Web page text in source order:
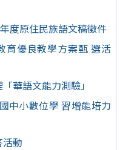
度原住民族語文稿徵件
育優良教學方案甄 選活
華語文能力測驗」
中小數位學 習增能培力
動